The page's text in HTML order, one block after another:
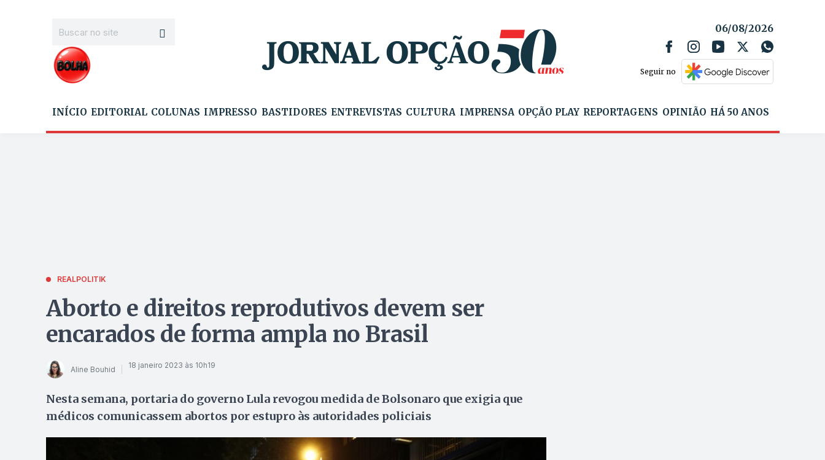
06/08/2026
Seguir no
INÍCIO EDITORIAL COLUNAS IMPRESSO BASTIDORES ENTREVISTAS CULTURA IMPRENSA OPÇÃO PLAY REPORTAGENS OPINIÃO HÁ 50 ANOS
REALPOLITIK
Aborto e direitos reprodutivos devem ser
encarados de forma ampla no Brasil
Aline Bouhid 18 janeiro 2023 às 10h19
Nesta semana, portaria do governo Lula revogou medida de Bolsonaro que exigia que
médicos comunicassem abortos por estupro às autoridades policiais